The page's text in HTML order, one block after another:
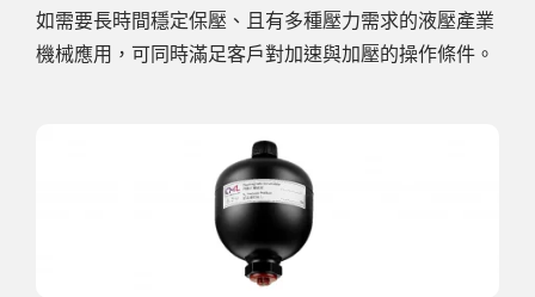
如需要長時間穩定保壓、且有多種壓力需求的液壓產業
機械應用，可同時滿足客戶對加速與加壓的操作條件。